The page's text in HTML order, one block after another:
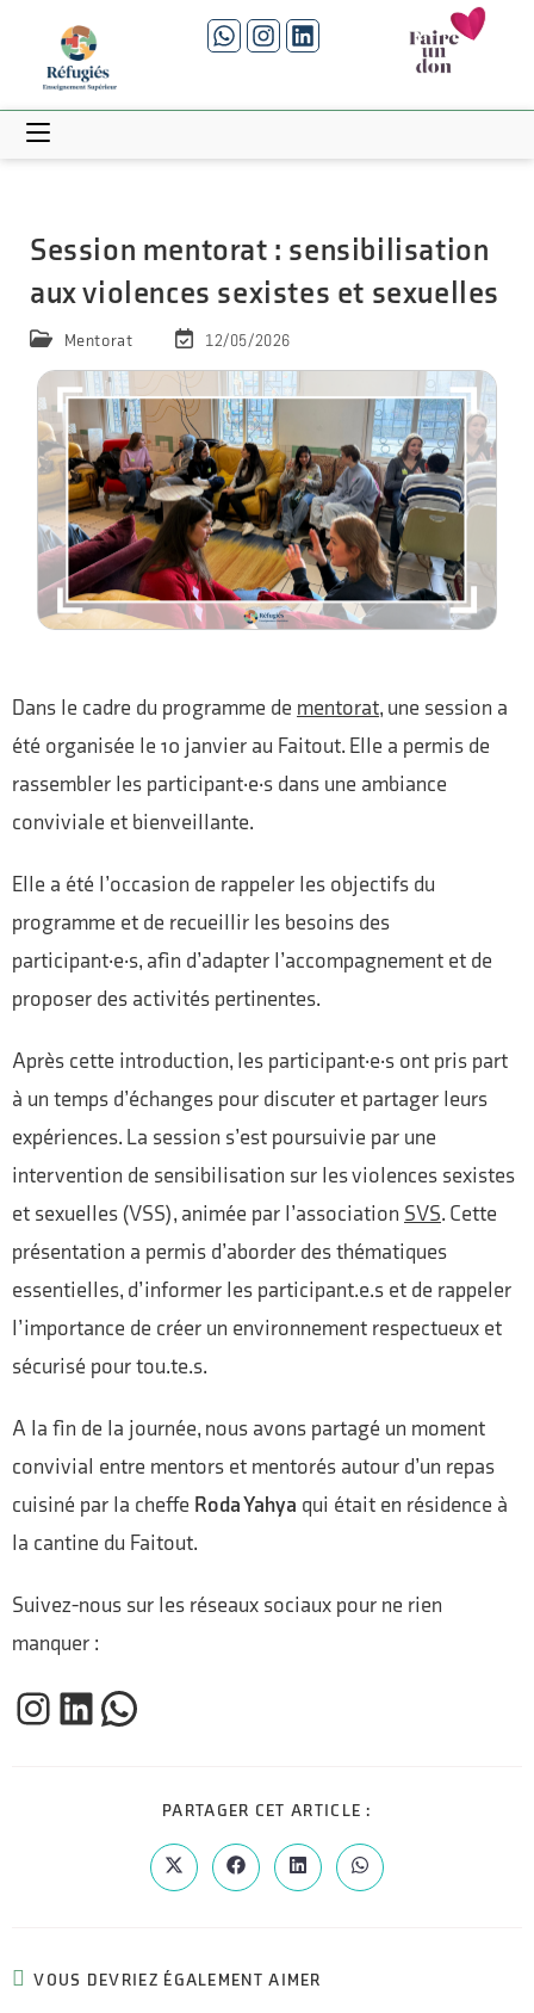
Session mentorat : sensibilisation
aux violences sexistes et sexuelles
Mentorat 12/05/2026
Dans le cadre du programme de mentorat, une session a
été organisée le 10 janvier au Faitout. Elle a permis de
rassembler les participant·e·s dans une ambiance
conviviale et bienveillante.
Elle a été l’occasion de rappeler les objectifs du
programme et de recueillir les besoins des
participant·e·s, afin d’adapter l’accompagnement et de
proposer des activités pertinentes.
Après cette introduction, les participant·e·s ont pris part
à un temps d’échanges pour discuter et partager leurs
expériences. La session s’est poursuivie par une
intervention de sensibilisation sur les violences sexistes
et sexuelles (VSS), animée par l’association SVS. Cette
présentation a permis d’aborder des thématiques
essentielles, d’informer les participant.e.s et de rappeler
l’importance de créer un environnement respectueux et
sécurisé pour tou.te.s.
A la fin de la journée, nous avons partagé un moment
convivial entre mentors et mentorés autour d’un repas
cuisiné par la cheffe Roda Yahya qui était en résidence à
la cantine du Faitout.
Suivez-nous sur les réseaux sociaux pour ne rien
manquer :
PARTAGER CET ARTICLE :
VOUS DEVRIEZ ÉGALEMENT AIMER